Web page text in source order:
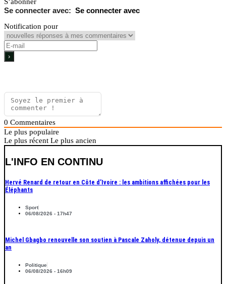
Se connecter avec
Notification pour
0 Commentaires
Le plus populaire
Le plus récent Le plus ancien
L'INFO EN CONTINU
Hervé Renard de retour en Côte d’Ivoire : les ambitions affichées pour les
Éléphants
Sport
06/08/2026 - 17h47
Michel Gbagbo renouvelle son soutien à Pascale Zaholy, détenue depuis un
an
Politique
06/08/2026 - 16h09